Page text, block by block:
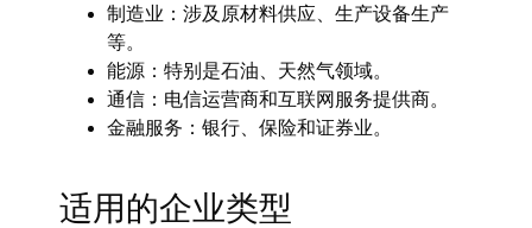
制造业：涉及原材料供应、生产设备生产
等。
能源：特别是石油、天然气领域。
通信：电信运营商和互联网服务提供商。
金融服务：银行、保险和证券业。
适用的企业类型